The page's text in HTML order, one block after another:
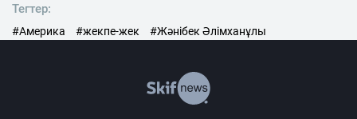
Тегтер:
#Америка #жекпе-жек #Жәнібек Әлімханұлы